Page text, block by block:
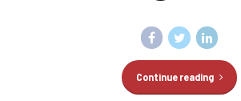
Continue reading